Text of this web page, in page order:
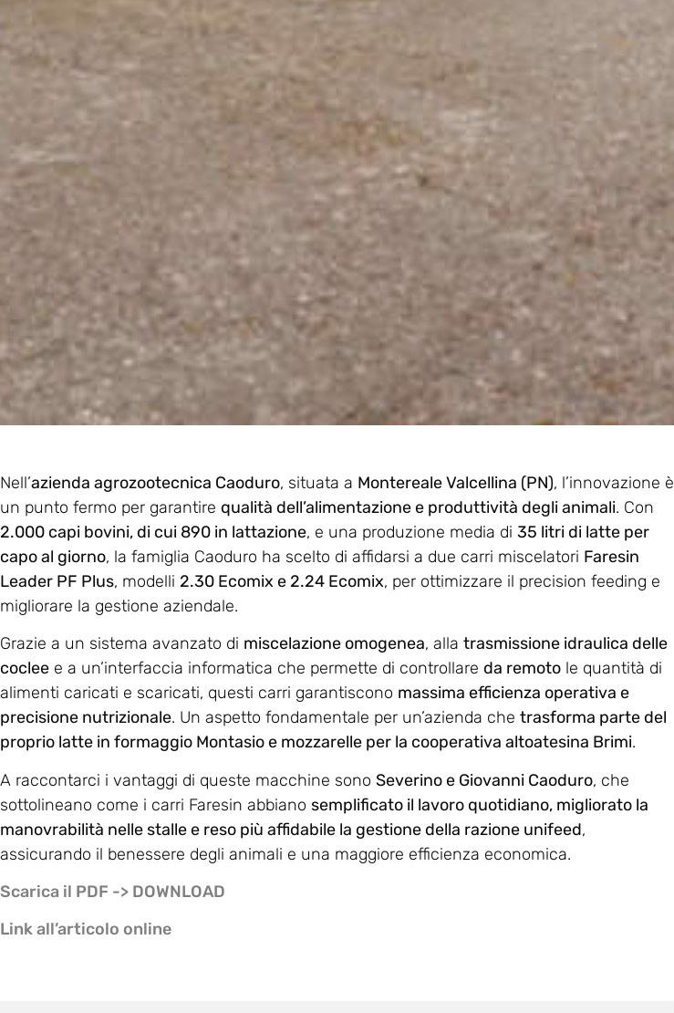
Nell’azienda agrozootecnica Caoduro, situata a Montereale Valcellina (PN), l’innovazione è
un punto fermo per garantire qualità dell’alimentazione e produttività degli animali. Con
2.000 capi bovini, di cui 890 in lattazione, e una produzione media di 35 litri di latte per
capo al giorno, la famiglia Caoduro ha scelto di affidarsi a due carri miscelatori Faresin
Leader PF Plus, modelli 2.30 Ecomix e 2.24 Ecomix, per ottimizzare il precision feeding e
migliorare la gestione aziendale.
Grazie a un sistema avanzato di miscelazione omogenea, alla trasmissione idraulica delle
coclee e a un’interfaccia informatica che permette di controllare da remoto le quantità di
alimenti caricati e scaricati, questi carri garantiscono massima efficienza operativa e
precisione nutrizionale. Un aspetto fondamentale per un’azienda che trasforma parte del
proprio latte in formaggio Montasio e mozzarelle per la cooperativa altoatesina Brimi.
A raccontarci i vantaggi di queste macchine sono Severino e Giovanni Caoduro, che
sottolineano come i carri Faresin abbiano semplificato il lavoro quotidiano, migliorato la
manovrabilità nelle stalle e reso più affidabile la gestione della razione unifeed,
assicurando il benessere degli animali e una maggiore efficienza economica.
Scarica il PDF -> DOWNLOAD
Link all’articolo online